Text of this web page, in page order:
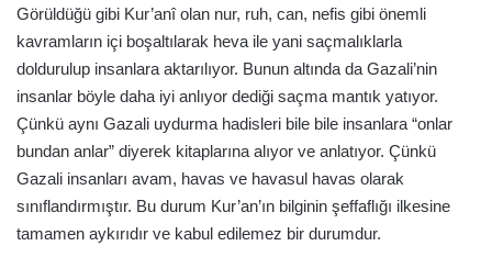
Görüldüğü gibi Kur’anî olan nur, ruh, can, nefis gibi önemli
kavramların içi boşaltılarak heva ile yani saçmalıklarla
doldurulup insanlara aktarılıyor. Bunun altında da Gazali’nin
insanlar böyle daha iyi anlıyor dediği saçma mantık yatıyor.
Çünkü aynı Gazali uydurma hadisleri bile bile insanlara “onlar
bundan anlar” diyerek kitaplarına alıyor ve anlatıyor. Çünkü
Gazali insanları avam, havas ve havasul havas olarak
sınıflandırmıştır. Bu durum Kur’an’ın bilginin şeffaflığı ilkesine
tamamen aykırıdır ve kabul edilemez bir durumdur.